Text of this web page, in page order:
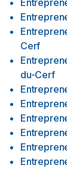
Cerf
du-Cerf